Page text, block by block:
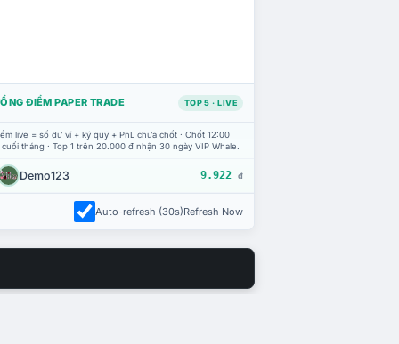
ĐIỂM PAPER TRADE TOP 5 · LIVE
live = số dư ví + ký quỹ + PnL chưa chốt · Chốt 12:00
tháng · Top 1 trên 20.000 đ nhận 30 ngày VIP Whale.
Demo123 9.922 đ
Auto-refresh (30s)Refresh Now